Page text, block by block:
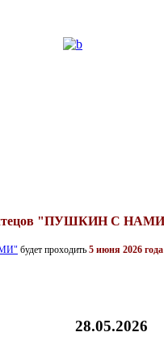
чтецов "ПУШКИН С
будет проходить 5 июня 2026
28.05.2026